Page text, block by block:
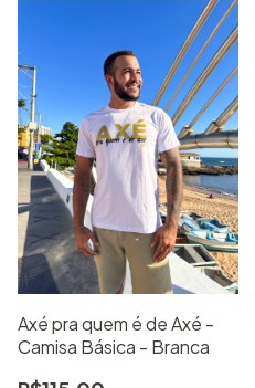
Axé pra quem é de Axé -
Camisa Básica - Branca